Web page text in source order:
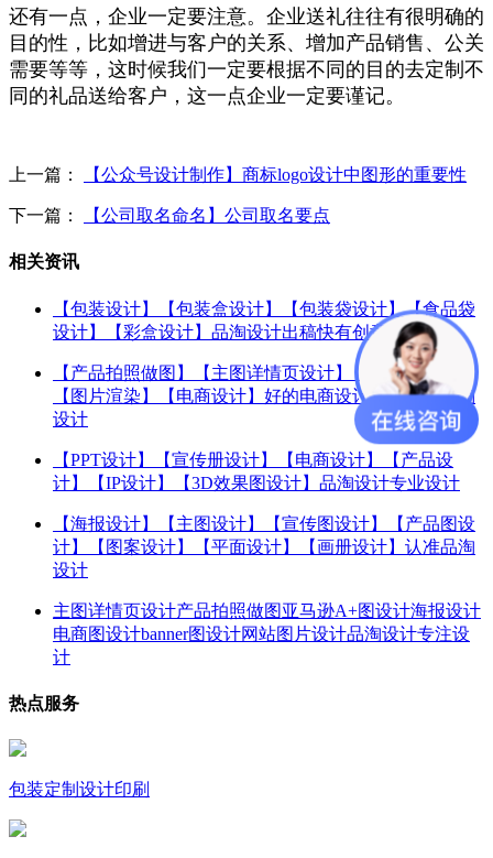
还有一点，企业一定要注意。企业送礼往往有很明确的
目的性，比如增进与客户的关系、增加产品销售、公关
需要等等，这时候我们一定要根据不同的目的去定制不
同的礼品送给客户，这一点企业一定要谨记。
上一篇： 【公众号设计制作】商标logo设计中图形的重要性
下一篇： 【公司取名命名】公司取名要点
相关资讯
【包装设计】【包装盒设计】【包装袋设计】【食品袋
设计】【彩盒设计】品淘设计出稿快有创意
【产品拍照做图】【主图详情页设计】【图片精修】
【图片渲染】【电商设计】好的电商设计公司首选品淘
设计
【PPT设计】【宣传册设计】【电商设计】【产品设
计】【IP设计】【3D效果图设计】品淘设计专业设计
【海报设计】【主图设计】【宣传图设计】【产品图设
计】【图案设计】【平面设计】【画册设计】认准品淘
设计
主图详情页设计产品拍照做图亚马逊A+图设计海报设计
电商图设计banner图设计网站图片设计品淘设计专注设
计
热点服务
包装定制设计印刷